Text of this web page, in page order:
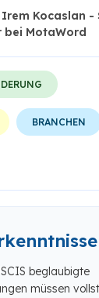
Kocaslan -
bei MotaWord
BRANCHEN
beglaubigte
müssen